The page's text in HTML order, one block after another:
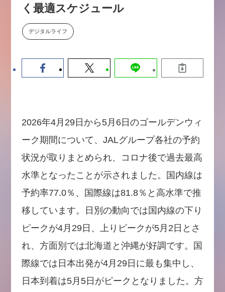
セミナー
【9/30開催】AIで何でもできる時
く最適スケジュール
デジタルライフ
2026年4月29日から5月6日のゴールデンウィ
ーク期間について、JALグループ各社の予約
状況が取りまとめられ、コロナ後で過去最高
水準となったことが示されました。国内線は
予約率77.0％、国際線は81.8％と高水準で推
移しています。日別の動向では国内線の下り
ピークが4月29日、上りピークが5月2日とさ
れ、方面別では北海道と沖縄が好調です。国
際線では日本出発が4月29日に最も集中し、
日本到着は5月5日がピークとなりました。方